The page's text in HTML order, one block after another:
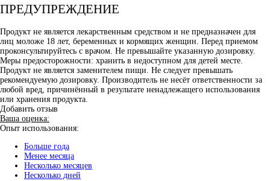
ПРЕДУПРЕЖДЕНИЕ
Продукт не является лекарственным средством и не предназначен для
лиц моложе 18 лет, беременных и кормящих женщин. Перед приемом
проконсультируйтесь с врачом. Не превышайте указанную дозировку.
Меры предосторожности: хранить в недоступном для детей месте.
Продукт не является заменителем пищи. Не следует превышать
рекомендуемую дозировку. Производитель не несёт ответственности за
любой вред, причинённый в результате ненадлежащего использования
или хранения продукта.
Добавить отзыв
Ваша оценка:
Опыт использования:
Больше года
Менее месяца
Несколько месяцев
Несколько дней